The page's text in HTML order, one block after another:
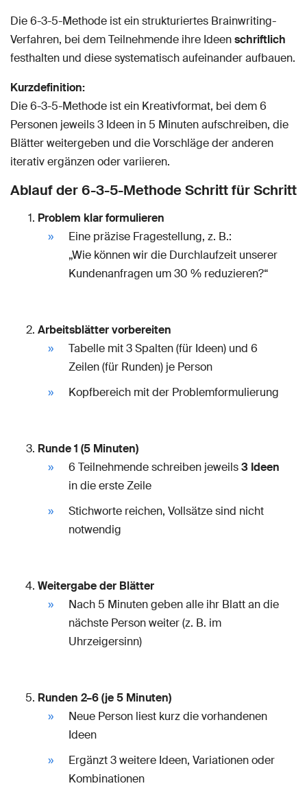
Die 6-3-5-Methode ist ein strukturiertes Brainwriting-
Verfahren, bei dem Teilnehmende ihre Ideenschriftlich
festhalten und diese systematisch aufeinander aufbauen.
Kurzdefinition:
Die 6-3-5-Methode ist ein Kreativformat, bei dem 6
Personen jeweils 3 Ideen in 5 Minuten aufschreiben, die
Blätter weitergeben und die Vorschläge der anderen
iterativ ergänzen oder variieren.
Ablauf der 6-3-5-Methode Schritt für Schritt
Problem klar formulieren
Eine präzise Fragestellung, z. B.:
„Wie können wir die Durchlaufzeit unserer
Kundenanfragen um 30 % reduzieren?“
Arbeitsblätter vorbereiten
Tabelle mit 3 Spalten (für Ideen) und 6
Zeilen (für Runden) je Person
Kopfbereich mit der Problemformulierung
Runde 1 (5 Minuten)
6 Teilnehmende schreiben jeweils3 Ideen
in die erste Zeile
Stichworte reichen, Vollsätze sind nicht
notwendig
Weitergabe der Blätter
Nach 5 Minuten geben alle ihr Blatt an die
nächste Person weiter (z. B. im
Uhrzeigersinn)
Runden 2–6 (je 5 Minuten)
Neue Person liest kurz die vorhandenen
Ideen
Ergänzt 3 weitere Ideen, Variationen oder
Kombinationen